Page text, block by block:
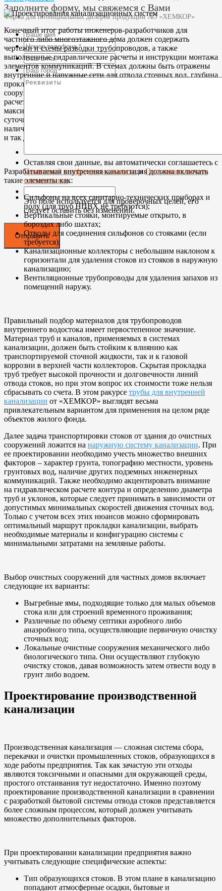
Заполните форму, мы свяжемся с Вами
Форма для потенциальных дилеров продукции АО «ХЕМКОР»
Оставляя свои данные, вы автоматически соглашаетесь с
Политикой конфиденциальностииПользовательским
соглашением.
Это поле используется для проверочных целей, его
следует оставить без изменений.
Конечный итог работы инженеров-разработчиков для
частного либо многоэтажного дома должен содержать
чертежи и схемы разводки трубопроводов, а также
выполненные гидравлические расчеты и инструкции монтажа
элементов коммуникаций. В схемах должны быть отражены
внутренние и наружные сети для отвода сточных вод, глубина
прокладки труб, используемые материалы, тип очистного
сооружения и другие аспекты. Исходными данными для этих
расчетов служат этажность дома, минимальные и
максимальные объемы производимых стоков с учетом
суточной, часовой и внутричасовой неравномерности,
наличие и глубина подвального помещения, глубина колодца
и так далее.
Разрабатываемая внутренняя канализация должна включать
такие элементы как:
Сильфоны на всех санитарно-технических приборах и
полу (для труб НПВХ не требуются);
Вертикальные стояки, монтируемые открыто, в
бороздах либо шахтах;
Отводы для соединения сильфонов со стояками (если
требуется);
Канализационные коллекторы с небольшим наклоном к
горизонтали для удаления стоков из стояков в наружную
канализацию;
Вентиляционные трубопроводы для удаления запахов из
помещений наружу.
Правильный подбор материалов для трубопроводов
внутреннего водостока имеет первостепенное значение.
Материал труб и каналов, применяемых в системах
канализации, должен быть стойким к влиянию как
транспортируемой сточной жидкости, так и к газовой
коррозии в верхней части коллекторов. Скрытая прокладка
труб требует высокой прочности и долговечности линий
отвода стоков, но при этом вопрос их стоимости тоже нельзя
сбрасывать со счета. В этом ракурсе трубы для внутренней
канализации от «ХЕМКОР» выглядят весьма
привлекательным вариантом для применения на целом ряде
объектов жилого фонда.
Далее задача транспортировки стоков от здания до очистных
сооружений ложится на наружную систему канализации. При
ее проектировании необходимо учесть множество внешних
факторов – характер грунта, топографию местности, уровень
грунтовых вод, наличие других подземных инженерных
коммуникаций. Также необходимо акцентировать внимание
на гидравлическом расчете контура и определению диаметра
труб и уклонов, которые следует принимать в зависимости от
допустимых минимальных скоростей движения сточных вод.
Только с учетом всех этих нюансов можно сформировать
оптимальный маршрут прокладки канализации, выбрать
необходимые материалы и конфигурацию системы с
минимальными затратами на земляные работы.
Выбор очистных сооружений для частных домов включает
следующие их варианты:
Выгребные ямы, подходящие только для малых объемов
стока или для строений временного проживания;
Различные по объему септики аэробного либо
анаэробного типа, осуществляющие первичную очистку
сточных вод;
Локальные очистные сооружения механического либо
биологического типа. Они осуществляют глубокую
очистку стоков, давая возможность затем отвести воду в
грунт либо водоем.
Проектирование производственной
канализации
Производственная канализация — сложная система сбора,
перекачки и очистки промышленных стоков, образующихся в
ходе работы предприятия. Так как зачастую эти отходы
являются токсичными и опасными для окружающей среды,
простого отстаивания тут недостаточно. Именно поэтому
проектирование производственной канализации в сравнении
с разработкой бытовой системы отвода стоков представляется
более сложным процессом, который должен учитывать
множество дополнительных факторов.
При проектировании канализации предприятия важно
учитывать следующие специфические аспекты:
Тип образующихся стоков. В этом плане в канализацию
попадают атмосферные осадки, бытовые и